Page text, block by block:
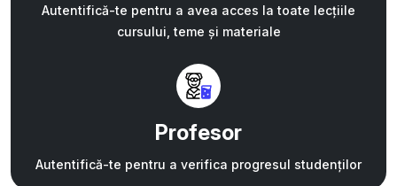
Autentifică-te pentru a avea acces la toate lecțiile
cursului, teme și materiale
Profesor
Autentifică-te pentru a verifica progresul studenților